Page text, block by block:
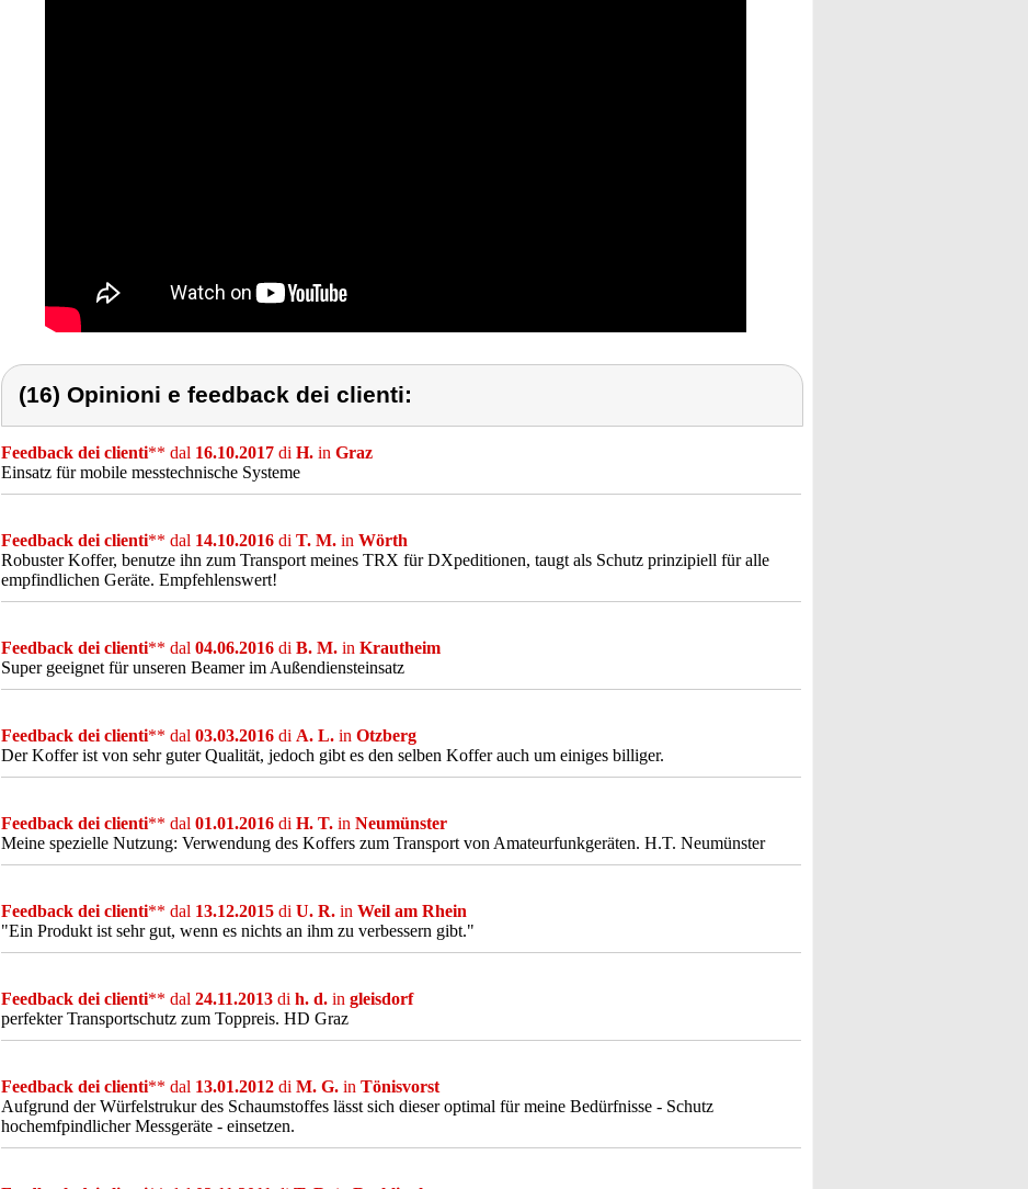
(16) Opinioni e feedback dei clienti:
Feedback dei clienti** dal 16.10.2017 di H. in Graz
Einsatz für mobile messtechnische Systeme
Feedback dei clienti** dal 14.10.2016 di T. M. in Wörth
Robuster Koffer, benutze ihn zum Transport meines TRX für DXpeditionen, taugt als Schutz prinzipiell für alle
empfindlichen Geräte. Empfehlenswert!
Feedback dei clienti** dal 04.06.2016 di B. M. in Krautheim
Super geeignet für unseren Beamer im Außendiensteinsatz
Feedback dei clienti** dal 03.03.2016 di A. L. in Otzberg
Der Koffer ist von sehr guter Qualität, jedoch gibt es den selben Koffer auch um einiges billiger.
Feedback dei clienti** dal 01.01.2016 di H. T. in Neumünster
Meine spezielle Nutzung: Verwendung des Koffers zum Transport von Amateurfunkgeräten. H.T. Neumünster
Feedback dei clienti** dal 13.12.2015 di U. R. in Weil am Rhein
"Ein Produkt ist sehr gut, wenn es nichts an ihm zu verbessern gibt."
Feedback dei clienti** dal 24.11.2013 di h. d. in gleisdorf
perfekter Transportschutz zum Toppreis. HD Graz
Feedback dei clienti** dal 13.01.2012 di M. G. in Tönisvorst
Aufgrund der Würfelstrukur des Schaumstoffes lässt sich dieser optimal für meine Bedürfnisse - Schutz
hochemfpindlicher Messgeräte - einsetzen.